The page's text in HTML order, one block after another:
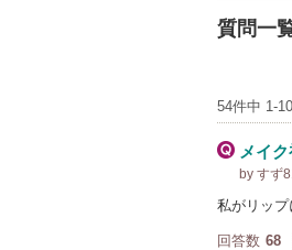
質問一
54件中 1-
メイ
by すず
私がリッ
回答数 68